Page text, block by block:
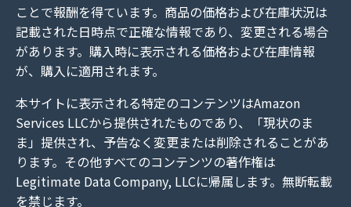
ことで報酬を得ています。商品の価格および在庫状況は
記載された日時点で正確な情報であり、変更される場合
があります。購入時に表示される価格および在庫情報
が、購入に適用されます。
本サイトに表示される特定のコンテンツはAmazon
Services LLCから提供されたものであり、「現状のま
ま」提供され、予告なく変更または削除されることがあ
ります。その他すべてのコンテンツの著作権は
Legitimate Data Company, LLCに帰属します。無断転載
を禁じます。